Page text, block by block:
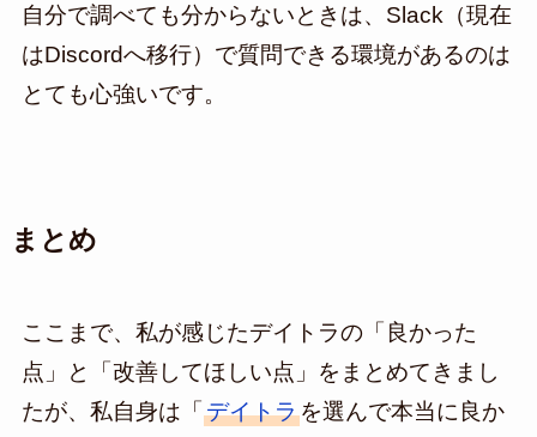
自分で調べても分からないときは、Slack（現在
はDiscordへ移行）で質問できる環境があるのは
とても心強いです。
まとめ
ここまで、私が感じたデイトラの「良かった
点」と「改善してほしい点」をまとめてきまし
たが、私自身は「 デイトラを選んで本当に良か